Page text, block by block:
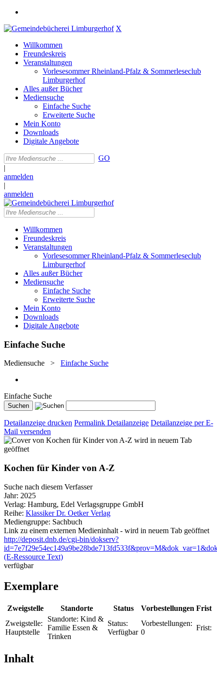
X
Willkommen
Freundeskreis
Veranstaltungen
Vorlesesommer Rheinland-Pfalz & Sommerleseclub
Limburgerhof
Alles außer Bücher
Mediensuche
Einfache Suche
Erweiterte Suche
Mein Konto
Downloads
Digitale Angebote
GO
|
anmelden
|
anmelden
Willkommen
Freundeskreis
Veranstaltungen
Vorlesesommer Rheinland-Pfalz & Sommerleseclub
Limburgerhof
Alles außer Bücher
Mediensuche
Einfache Suche
Erweiterte Suche
Mein Konto
Downloads
Digitale Angebote
Einfache Suche
Mediensuche > Einfache Suche
Einfache Suche
Detailanzeige drucken Permalink Detailanzeige Detailanzeige per E-
Mail versenden
wird in neuem Tab
geöffnet
Kochen für Kinder von A-Z
Suche nach diesem Verfasser
Jahr: 2025
Verlag: Hamburg, Edel Verlagsgruppe GmbH
Reihe: Klassiker Dr. Oetker Verlag
Mediengruppe: Sachbuch
Link zu einem externen Medieninhalt - wird in neuem Tab geöffnet
http://deposit.dnb.de/cgi-bin/dokserv?
(E-Ressource Text)
verfügbar
Exemplare
Zweigstelle Standorte Status Vorbestellungen Frist
Zweigstelle:
Hauptstelle
Standorte: Kind &
Familie Essen &
Trinken
Status:
Verfügbar
Vorbestellungen:
0
Frist:
Inhalt